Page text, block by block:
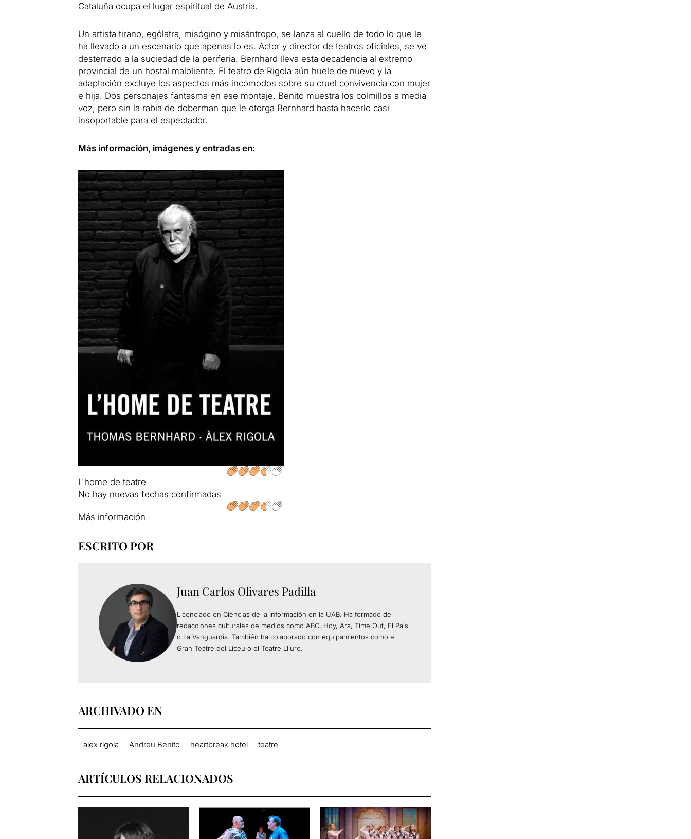
Cataluña ocupa el lugar espiritual de Austria.
Un artista tirano, ególatra, misógino y misántropo, se lanza al cuello de todo lo que le
ha llevado a un escenario que apenas lo es. Actor y director de teatros oficiales, se ve
desterrado a la suciedad de la periferia. Bernhard lleva esta decadencia al extremo
provincial de un hostal maloliente. El teatro de Rigola aún huele de nuevo y la
adaptación excluye los aspectos más incómodos sobre su cruel convivencia con mujer
e hija. Dos personajes fantasma en ese montaje. Benito muestra los colmillos a media
voz, pero sin la rabia de doberman que le otorga Bernhard hasta hacerlo casi
insoportable para el espectador.
Más información, imágenes y entradas en:
L'home de teatre
No hay nuevas fechas confirmadas
Más información
ESCRITO POR
Juan Carlos Olivares Padilla
Licenciado en Ciencias de la Información en la UAB. Ha formado de
redacciones culturales de medios como ABC, Hoy, Ara, Time Out, El País
o La Vanguardia. También ha colaborado con equipamientos como el
Gran Teatre del Liceu o el Teatre Lliure.
ARCHIVADO EN
alex rigola Andreu Benito heartbreak hotel teatre
ARTÍCULOS RELACIONADOS